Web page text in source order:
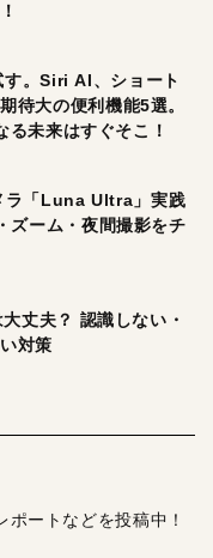
。Siri AI、ショート
待大の便利機能5選。
未来はすぐそこ！
ラ「Luna Ultra」実践
ズーム・夜間撮影をチ
丈夫？ 認識しない・
対策
ートなどを投稿中！